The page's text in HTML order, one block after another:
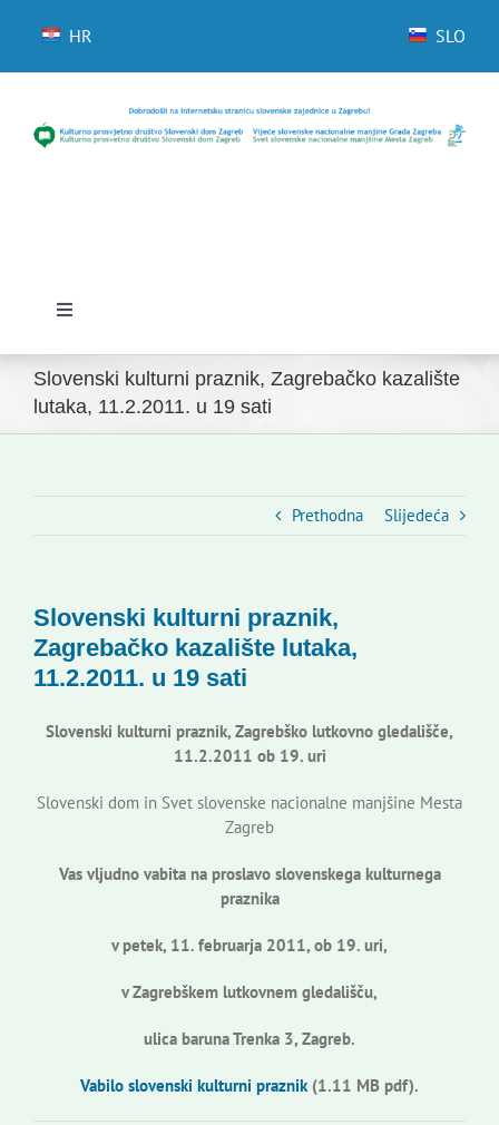
HR SLO
Toggle
Početna
Novosti
Kontakti
Novi odmev – naše glasilo
Izdavaštvo
Korisne informacije
Slovenski kulturni praznik, Zagrebačko kazalište
lutaka, 11.2.2011. u 19 sati
Prethodna Slijedeća
Slovenski kulturni praznik,
Zagrebačko kazalište lutaka,
11.2.2011. u 19 sati
Slovenski kulturni praznik, Zagrebško lutkovno gledališče,
11.2.2011 ob 19. uri
Slovenski dom in Svet slovenske nacionalne manjšine Mesta
Zagreb
Vas vljudno vabita na proslavo slovenskega kulturnega
praznika
v petek, 11. februarja 2011, ob 19. uri,
v Zagrebškem lutkovnem gledališču,
ulica baruna Trenka 3, Zagreb.
Vabilo slovenski kulturni praznik(1.11 MB pdf).